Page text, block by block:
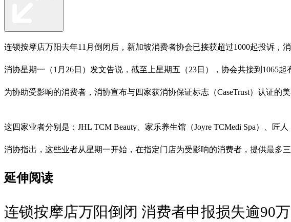
连锁按摩店万阳去年11月倒闭后，新加坡消费者协会已接获超过1000起投诉，
消协星期一（1月26日）发文告说，截至上星期五（23日），协会共接到1065起
为协助受影响的消费者，消协宣布与四家获消协保证标志（CaseTrust）认证的
这四家业者分别是：JHL TCM Beauty、家乐养生馆（Joyre TCMedi Spa）、匠
消协指出，这些业者从星期一开始，在指定门店为受影响的消费者，提供最多
延伸阅读
连锁按摩店万阳倒闭 消费者申报损失逾90